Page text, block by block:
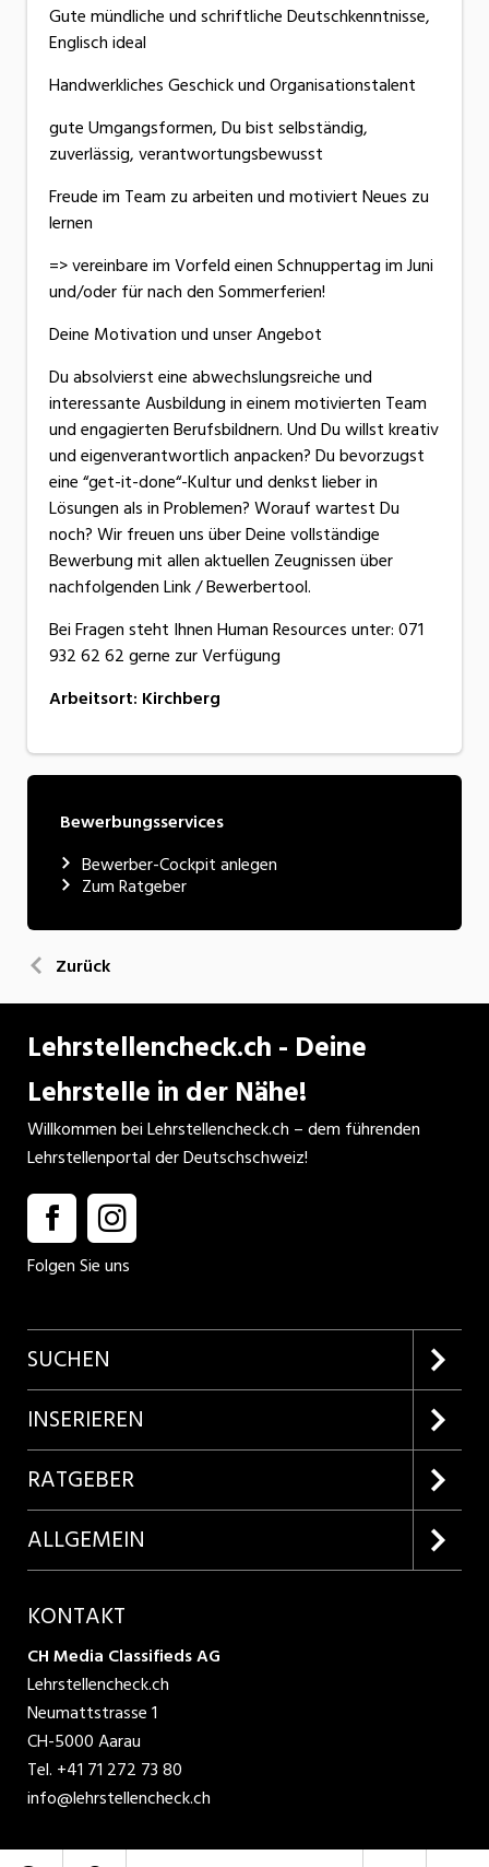
Gute mündliche und schriftliche Deutschkenntnisse,
Englisch ideal
Handwerkliches Geschick und Organisationstalent
gute Umgangsformen, Du bist selbständig,
zuverlässig, verantwortungsbewusst
Freude im Team zu arbeiten und motiviert Neues zu
lernen
=> vereinbare im Vorfeld einen Schnuppertag im Juni
und/oder für nach den Sommerferien!
Deine Motivation und unser Angebot
Du absolvierst eine abwechslungsreiche und
interessante Ausbildung in einem motivierten Team
und engagierten Berufsbildnern. Und Du willst kreativ
und eigenverantwortlich anpacken? Du bevorzugst
eine “get-it-done“-Kultur und denkst lieber in
Lösungen als in Problemen? Worauf wartest Du
noch? Wir freuen uns über Deine vollständige
Bewerbung mit allen aktuellen Zeugnissen über
nachfolgenden Link / Bewerbertool.
Bei Fragen steht Ihnen Human Resources unter: 071
932 62 62 gerne zur Verfügung
Arbeitsort: Kirchberg
Bewerbungsservices
Bewerber-Cockpit anlegen
Zum Ratgeber
Zurück
Lehrstellencheck.ch - Deine
Lehrstelle in der Nähe!
Willkommen bei Lehrstellencheck.ch – dem führenden
Lehrstellenportal der Deutschschweiz!
Folgen Sie uns
SUCHEN
Firmenprofile entdecken
Lehrstellen suchen
INSERIEREN
Kundenlogin
Inserieren
Produkte
RATGEBER
Lehrberufe entdecken
ALLGEMEIN
AGB
Datenschutzbestimmungen
Nutzungsbedingungen
Impressum
KONTAKT
CH Media Classifieds AG
Lehrstellencheck.ch
Neumattstrasse 1
CH-5000 Aarau
Tel. +41 71 272 73 80
info@lehrstellencheck.ch